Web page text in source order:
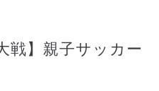
戦】親子サッカー